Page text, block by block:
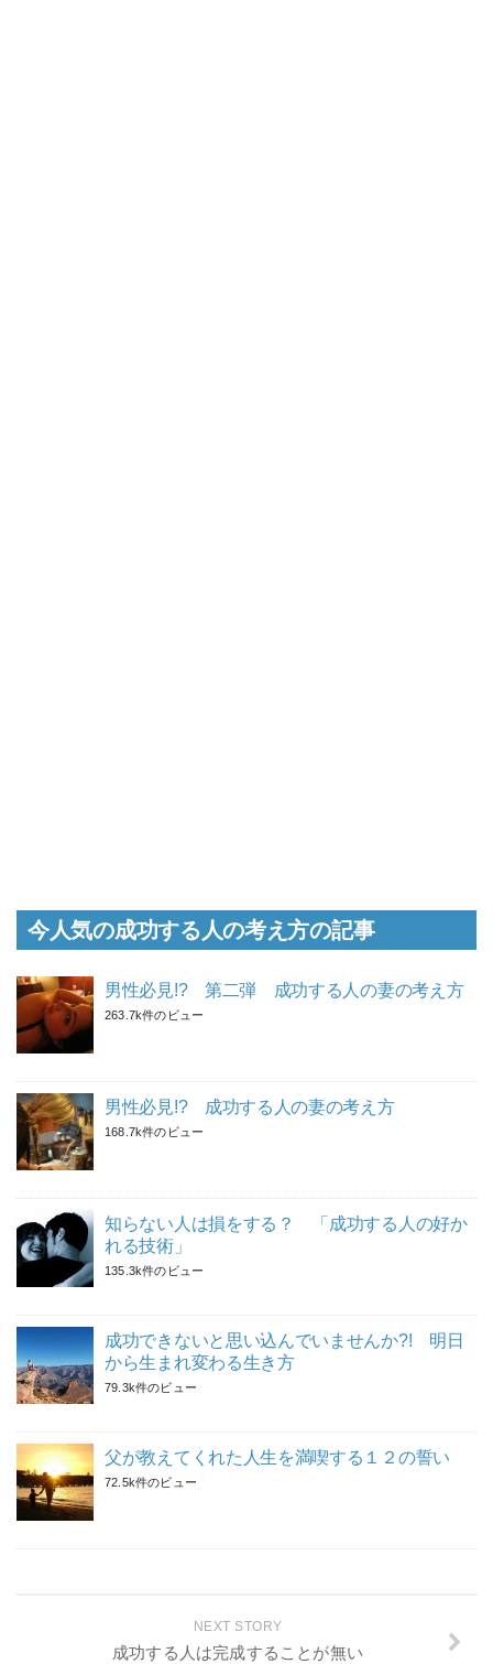
今人気の成功する人の考え方の記事
男性必見!? 第二弾 成功する人の妻の考え方
263.7k件のビュー
男性必見!? 成功する人の妻の考え方
168.7k件のビュー
知らない人は損をする？ 「成功する人の好か
れる技術」
135.3k件のビュー
成功できないと思い込んでいませんか?! 明日
から生まれ変わる生き方
79.3k件のビュー
父が教えてくれた人生を満喫する１２の誓い
72.5k件のビュー
NEXT STORY
成功する人は完成することが無い